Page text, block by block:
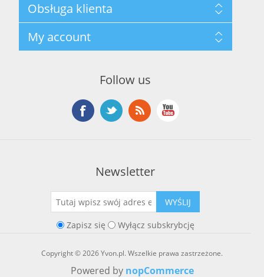
Polityka prywatności
Regulamin hurtowni
O marce Yvon
Kontakt
Obsługa klienta
Nowości
Blog
My account
Follow us
Newsletter
WYŚLIJ
Zapisz się Wyłącz subskrybcję
Copyright © 2026 Yvon.pl. Wszelkie prawa zastrzeżone.
Powered by nopCommerce